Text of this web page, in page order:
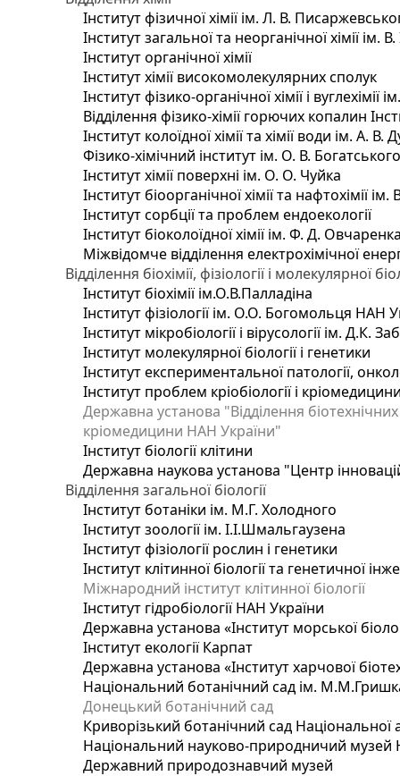
Інститут фізичної хімії ім. Л. В.
Інститут загальної та неорганічної хімії ім.
Інститут органічної хімії
Інститут хімії високомолекулярних сполук
Інститут фізико-органічної хімії і
Відділення фізико-хімії горючих копалин
Інститут колоїдної хімії та хімії води ім. А.
Фізико-хімічний інститут ім. О. В.
Інститут хімії поверхні ім. О. О. Чуйка
Інститут біоорганічної хімії та нафтохімії
Інститут сорбції та проблем ендоекології
Інститут біоколоїдної хімії ім. Ф. Д.
Міжвідомче відділення електрохімічної
Відділення біохімії, фізіології і молекулярної
Інститут біохімії ім.О.В.Палладіна
Інститут фізіології ім. О.О. Богомольця НАН
Інститут мікробіології і вірусології ім. Д.К.
Інститут молекулярної біології і генетики
Інститут експериментальної патології,
Інститут проблем кріобіології і
Державна установа "Відділення
кріомедицини НАН України"
Інститут біології клітини
Державна наукова установа "Центр
Відділення загальної біології
Інститут ботаніки ім. М.Г. Холодного
Інститут зоології ім. І.І.Шмальгаузена
Інститут фізіології рослин і генетики
Інститут клітинної біології та генетичної
Міжнародний інститут клітинної біології
Інститут гідробіології НАН України
Державна установа «Інститут морської
Інститут екології Карпат
Державна установа «Інститут харчової
Національний ботанічний сад ім.
Донецький ботанічний сад
Криворізький ботанічний сад Національної
Національний науково-природничий музей
Державний природознавчий музей